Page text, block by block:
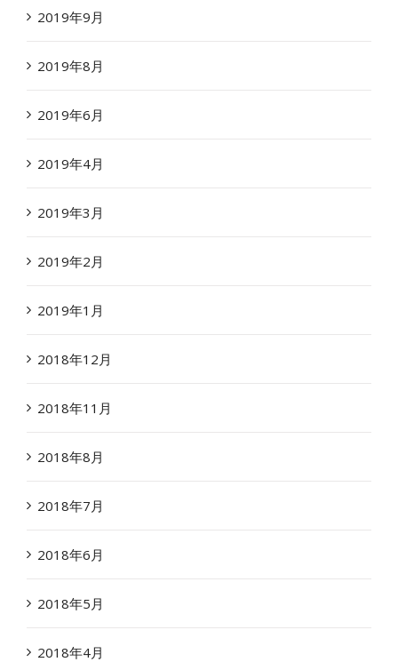
2019年9月
2019年8月
2019年6月
2019年4月
2019年3月
2019年2月
2019年1月
2018年12月
2018年11月
2018年8月
2018年7月
2018年6月
2018年5月
2018年4月